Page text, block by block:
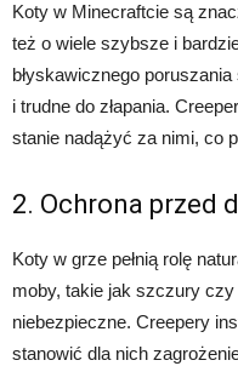
Koty w Minecraftcie są
też o wiele szybsze i
błyskawicznego
i trudne do złapania.
stanie nadążyć za nimi, co
2. Ochrona przed
Koty w grze pełnią rolę
moby, takie jak szczury
niebezpieczne. Creepery
stanowić dla nich